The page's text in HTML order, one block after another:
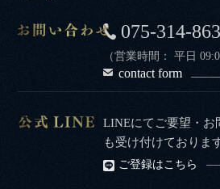
075-314-
（営業時間： 平日
contact form
LINEにてご要望・お
も受け付けておりま
ご登録はこちら